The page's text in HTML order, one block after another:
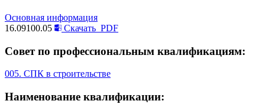
Основная информация
16.09100.05
Скачать PDF
Совет по профессиональным квалификациям:
005. СПК в строительстве
Наименование квалификации: